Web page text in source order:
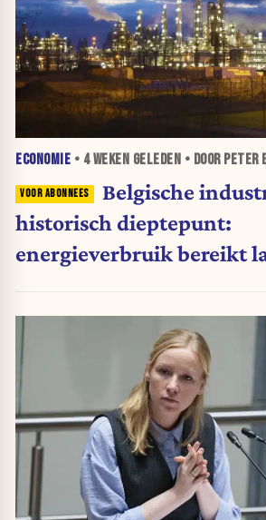
ECONOMIE • 4 WEKEN GELEDEN • DOOR PETER
Belgische
historisch dieptepunt:
energieverbruik bereikt